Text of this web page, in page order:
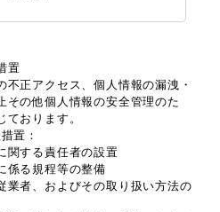
置
不正アクセス、個人情報の漏洩・
その他個人情報の安全管理のた
ております。
置：
関する責任者の設置
係る規程等の整備
業者、およびその取り扱い方法の